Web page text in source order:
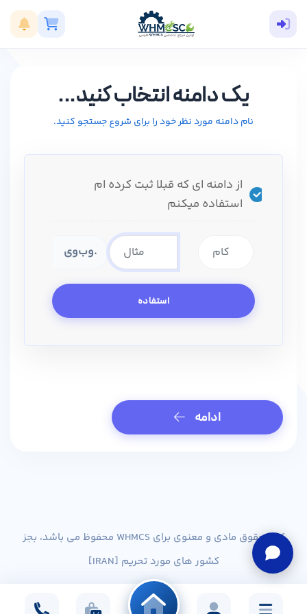
یک دامنه انتخاب کنید...
نام دامنه مورد نظر خود را برای شروع جستجو کنید.
از دامنه ای که قبلا ثبت کرده ام
استفاده میکنم
وب‌وی.
استفاده
ادامه
کلیه حقوق مادی و معنوی برای WHMCS محفوظ می باشد، بجز
کشور های مورد تحریم [IRAN]